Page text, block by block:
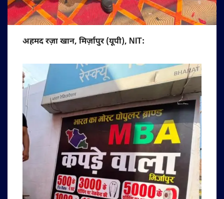
अहमद रज़ा खान, मिर्ज़ापुर (यूपी), NIT: